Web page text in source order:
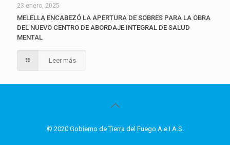
23 enero, 2025
MELELLA ENCABEZÓ LA APERTURA DE SOBRES PARA LA OBRA
DEL NUEVO CENTRO DE ABORDAJE INTEGRAL DE SALUD
MENTAL
Leer más
© 2020 Gobierno de Tierra del Fuego A.e.I.A.S.